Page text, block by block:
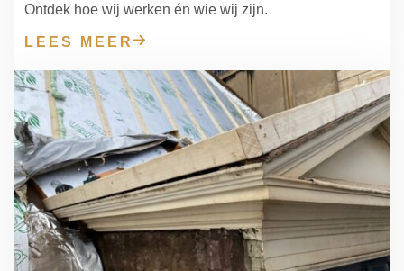
Ontdek hoe wij werken én wie wij zijn.
LEES MEER